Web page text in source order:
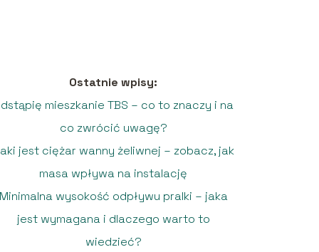
Ostatnie wpisy:
mieszkanie TBS – co to znaczy i na
co zwrócić uwagę?
jest ciężar wanny żeliwnej – zobacz, jak
masa wpływa na instalację
wysokość odpływu pralki – jaka
jest wymagana i dlaczego warto to
wiedzieć?